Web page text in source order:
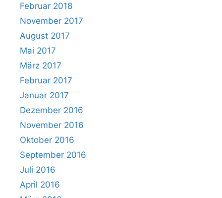
Februar 2018
November 2017
August 2017
Mai 2017
März 2017
Februar 2017
Januar 2017
Dezember 2016
November 2016
Oktober 2016
September 2016
Juli 2016
April 2016